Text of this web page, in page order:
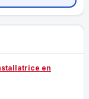
en